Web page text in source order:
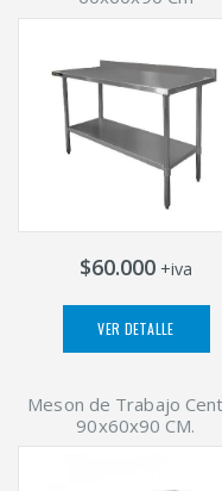
$60.000 +iva
VER DETALLE
Meson de Trabajo
90x60x90 CM.